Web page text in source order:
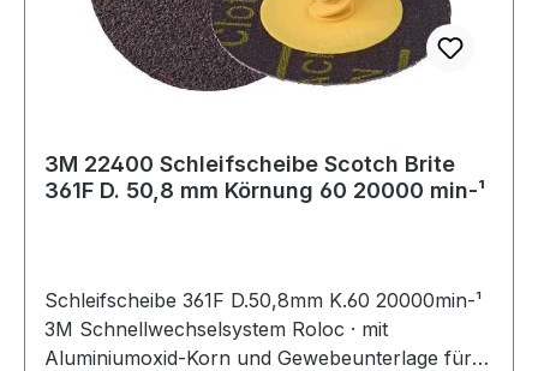
3M 22400 Schleifscheibe Scotch Brite
361F D. 50,8 mm Körnung 60 20000 min-¹
Schleifscheibe 361F D.50,8mm K.60 20000min-¹
3M Schnellwechselsystem Roloc · mit
Aluminiumoxid-Korn und Gewebeunterlage für